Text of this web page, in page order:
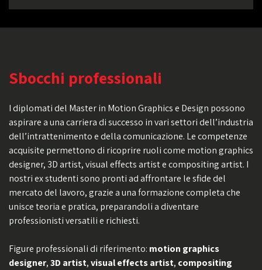
Sbocchi professionali
I diplomati del Master in Motion Graphics e Design possono
aspirare a una carriera di successo in vari settori dell’industria
dell’intrattenimento e della comunicazione. Le competenze
acquisite permettono di ricoprire ruoli come motion graphics
designer, 3D artist, visual effects artist e compositing artist. I
nostri ex studenti sono pronti ad affrontare le sfide del
mercato del lavoro, grazie a una formazione completa che
unisce teoria e pratica, preparandoli a diventare
professionisti versatili e richiesti.
Figure professionali di riferimento: motion graphics
designer,3D artist,visual effects artist, compositing